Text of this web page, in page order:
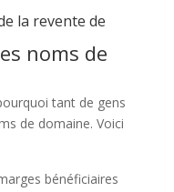
la revente de
noms de
tant de gens
de domaine. Voici
bénéficiaires